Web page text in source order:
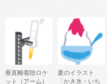
垂直離着陸ロケ
ット（アーム）
夏のイラスト
「かき氷・いち